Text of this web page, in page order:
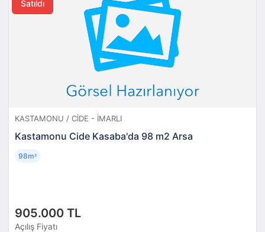
Satıldı
KASTAMONU / CIDE - İMARLI
Kastamonu Cide Kasaba'da 98 m2 Arsa
905.000 TL
Açılış Fiyatı
98m²